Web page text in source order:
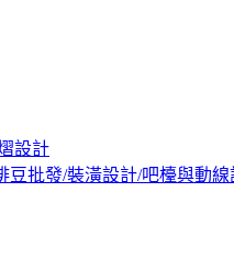
設計
豆批發/裝潢設計/吧檯與動